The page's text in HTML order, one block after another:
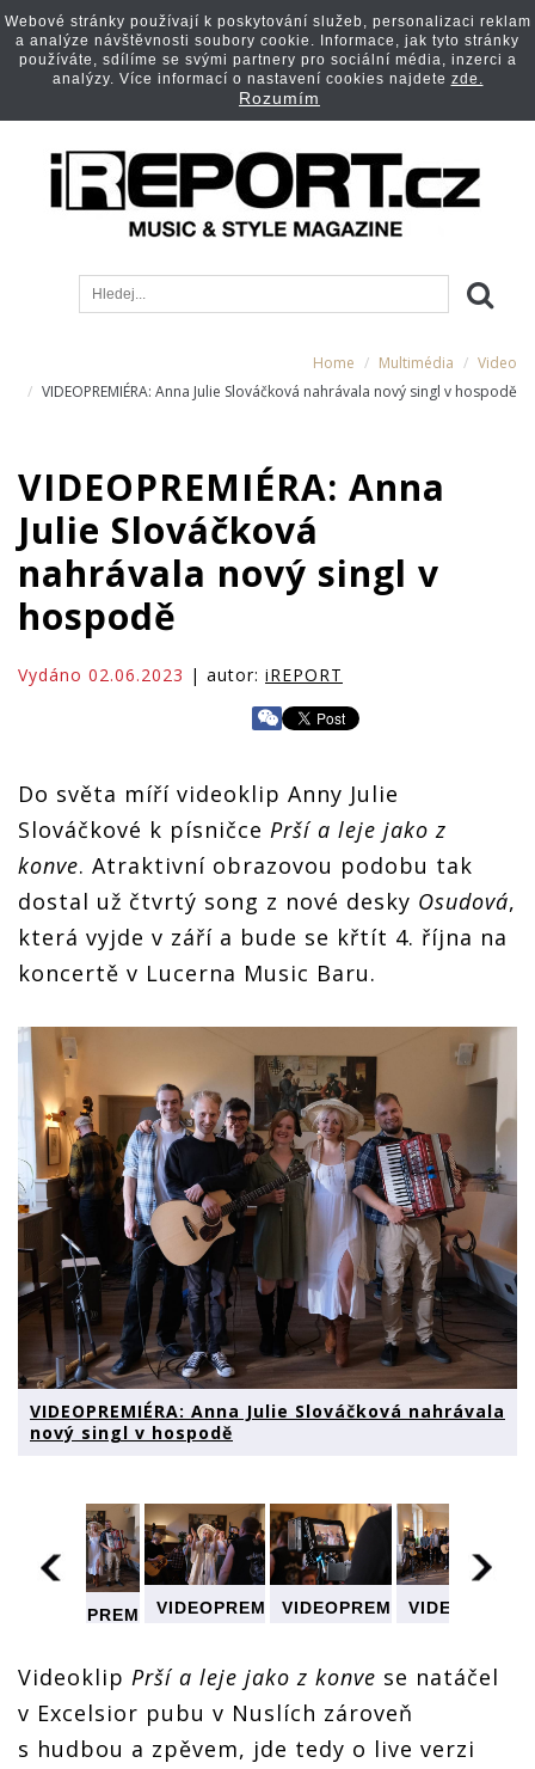
Home Multimédia
Video
VIDEOPREMIÉRA: Anna Julie Slováčková nahrávala nový singl v hospodě
VIDEOPREMIÉRA: Anna
Julie Slováčková
nahrávala nový singl v
hospodě
Vydáno 02.06.2023 | autor: iREPORT
Do světa míří videoklip Anny Julie
Slováčkové k písničce Prší a leje jako z
konve. Atraktivní obrazovou podobu tak
dostal už čtvrtý song z nové desky Osudová,
která vyjde v září a bude se křtít 4. října na
koncertě v Lucerna Music Baru.
VIDEOPREMIÉRA: Anna Julie Slováčková nahrávala
nový singl v hospodě
VIDEOPREMIÉRA:
Slováčková
nahrávala
nový
singl v
VIDEOPREMIÉRA:
Slováčková
nahrávala
nový
singl v
hospodě
VIDEOPREMIÉRA:
Slováčková
nový
singl v
hospodě
Slováčková
nový
hospodě
Videoklip Prší a leje jako z konve se natáčel
v Excelsior pubu v Nuslích zároveň
s hudbou a zpěvem, jde tedy o live verzi
Webové stránky používají k poskytování služeb, personalizaci reklam
a analýze návštěvnosti soubory cookie. Informace, jak tyto stránky
používáte, sdílíme se svými partnery pro sociální média, inzerci a
analýzy. Více informací o nastavení cookies najdete zde.
Rozumím